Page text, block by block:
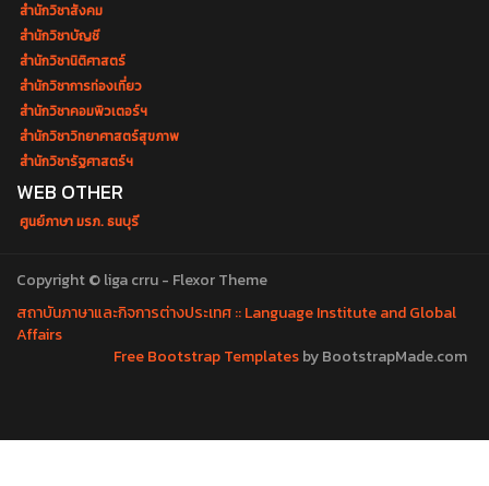
สำนักวิชาสังคม
สำนักวิชาบัญชี
สำนักวิชานิติศาสตร์
สำนักวิชาการท่องเที่ยว
สำนักวิชาคอมพิวเตอร์ฯ
สำนักวิชาวิทยาศาสตร์สุขภาพ
สำนักวิชารัฐศาสตร์ฯ
WEB OTHER
ศูนย์ภาษา มรภ. ธนบุรี
Copyright © liga crru - Flexor Theme
สถาบันภาษาและกิจการต่างประเทศ :: Language Institute and Global
Affairs
Free Bootstrap Templatesby BootstrapMade.com